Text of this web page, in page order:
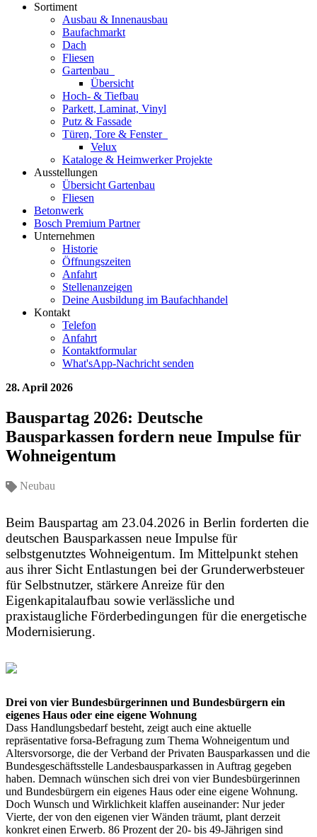
Sortiment
Ausbau & Innenausbau
Baufachmarkt
Dach
Fliesen
Gartenbau
Übersicht
Hoch- & Tiefbau
Parkett, Laminat, Vinyl
Putz & Fassade
Türen, Tore & Fenster
Velux
Kataloge & Heimwerker Projekte
Ausstellungen
Übersicht Gartenbau
Fliesen
Betonwerk
Bosch Premium Partner
Unternehmen
Historie
Öffnungszeiten
Anfahrt
Stellenanzeigen
Deine Ausbildung im Baufachhandel
Kontakt
Telefon
Anfahrt
Kontaktformular
What'sApp-Nachricht senden
28. April 2026
Bauspartag 2026: Deutsche
Bausparkassen fordern neue Impulse für
Wohneigentum
Neubau
Beim Bauspartag am 23.04.2026 in Berlin forderten die
deutschen Bausparkassen neue Impulse für
selbstgenutztes Wohneigentum. Im Mittelpunkt stehen
aus ihrer Sicht Entlastungen bei der Grunderwerbsteuer
für Selbstnutzer, stärkere Anreize für den
Eigenkapitalaufbau sowie verlässliche und
praxistaugliche Förderbedingungen für die energetische
Modernisierung.
Drei von vier Bundesbürgerinnen und Bundesbürgern ein
eigenes Haus oder eine eigene Wohnung
Dass Handlungsbedarf besteht, zeigt auch eine aktuelle
repräsentative forsa-Befragung zum Thema Wohneigentum und
Altersvorsorge, die der Verband der Privaten Bausparkassen und die
Bundesgeschäftsstelle Landesbausparkassen in Auftrag gegeben
haben. Demnach wünschen sich drei von vier Bundesbürgerinnen
und Bundesbürgern ein eigenes Haus oder eine eigene Wohnung.
Doch Wunsch und Wirklichkeit klaffen auseinander: Nur jeder
Vierte, der von den eigenen vier Wänden träumt, plant derzeit
konkret einen Erwerb. 86 Prozent der 20- bis 49-Jährigen sind